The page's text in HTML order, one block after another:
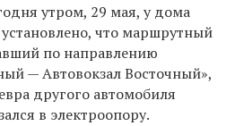
утром, 29 мая, у дома
что маршрутный
по направлению
— Автовокзал Восточный»,
другого автомобиля
в электроопору.